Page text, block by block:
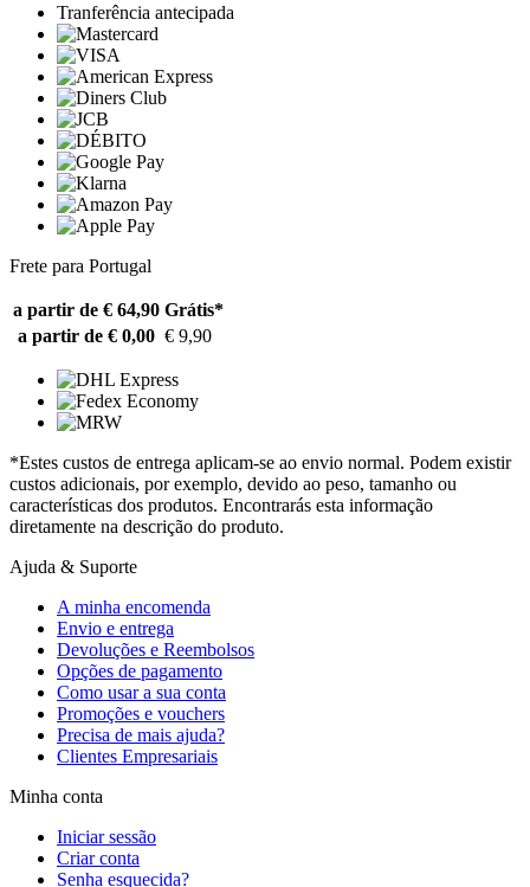
Tranferência antecipada
Frete para Portugal
a partir de € 64,90 Grátis*
a partir de € 0,00 € 9,90
*Estes custos de entrega aplicam-se ao envio normal. Podem existir
custos adicionais, por exemplo, devido ao peso, tamanho ou
características dos produtos. Encontrarás esta informação
diretamente na descrição do produto.
Ajuda & Suporte
A minha encomenda
Envio e entrega
Devoluções e Reembolsos
Opções de pagamento
Como usar a sua conta
Promoções e vouchers
Precisa de mais ajuda?
Clientes Empresariais
Minha conta
Iniciar sessão
Criar conta
Senha esquecida?